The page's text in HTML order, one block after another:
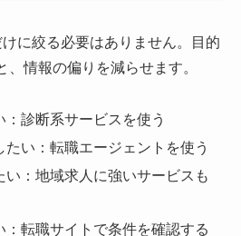
に絞る必要はありません。目的
情報の偏りを減らせます。
診断系サービスを使う
い：転職エージェントを使う
い：地域求人に強いサービスも
：転職サイトで条件を確認する